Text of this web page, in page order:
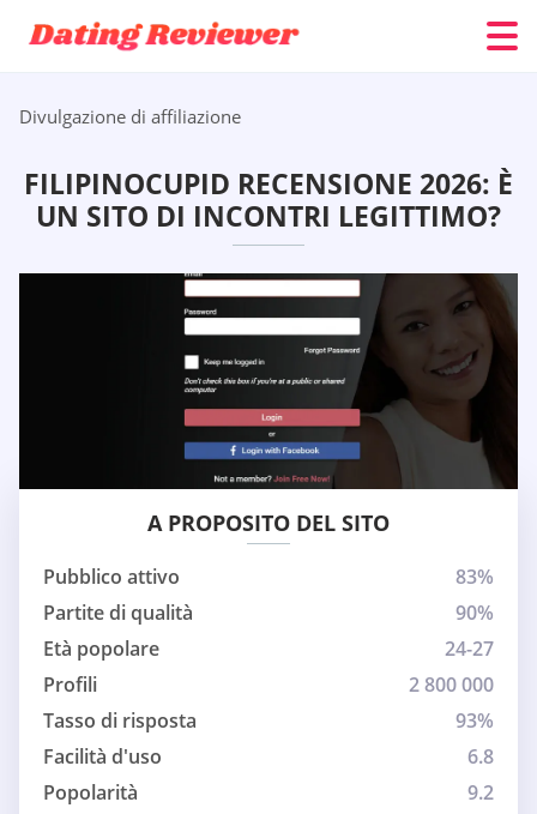
Divulgazione di affiliazione
FILIPINOCUPID RECENSIONE 2026: È
UN SITO DI INCONTRI LEGITTIMO?
A PROPOSITO DEL SITO
Pubblico attivo
83%
Partite di qualità
90%
Età popolare
24-27
Profili
2 800 000
Tasso di risposta
93%
Facilità d'uso
6.8
Popolarità
9.2